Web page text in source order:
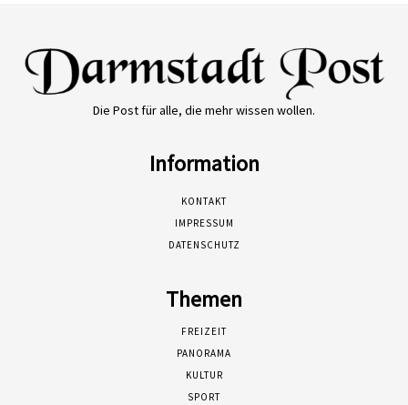
Die Post für alle, die mehr wissen wollen.
Information
KONTAKT
IMPRESSUM
DATENSCHUTZ
Themen
FREIZEIT
PANORAMA
KULTUR
SPORT